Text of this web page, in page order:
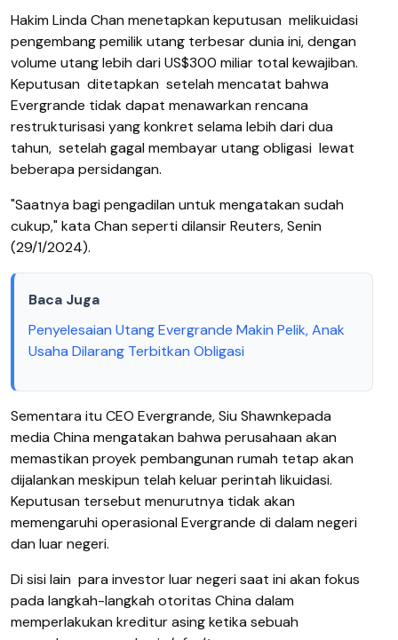
Hakim Linda Chan menetapkan keputusan melikuidasi
pengembangpemilik utang terbesardunia ini, dengan
volume utanglebih dari US$300 miliar total kewajiban.
Keputusan ditetapkan setelah mencatat bahwa
Evergrande tidak dapat menawarkan rencana
restrukturisasi yang konkret selama lebih dari dua
tahun, setelah gagal membayar utang obligasi lewat
beberapa persidangan.
"Saatnya bagi pengadilan untuk mengatakan sudah
cukup," kata Chan seperti dilansir Reuters, Senin
(29/1/2024).
Baca Juga
Penyelesaian Utang Evergrande Makin Pelik, Anak
Usaha Dilarang Terbitkan Obligasi
Sementara itu CEO Evergrande, Siu Shawnkepada
media China mengatakan bahwa perusahaan akan
memastikan proyek pembangunan rumah tetap akan
dijalankan meskipun telah keluarperintah likuidasi.
Keputusan tersebut menurutnya tidak akan
memengaruhi operasional Evergrande di dalam negeri
dan luar negeri.
Di sisi lain para investor luar negeri saat ini akan fokus
pada langkah-langkah otoritas China dalam
memperlakukan kreditur asing ketika sebuah